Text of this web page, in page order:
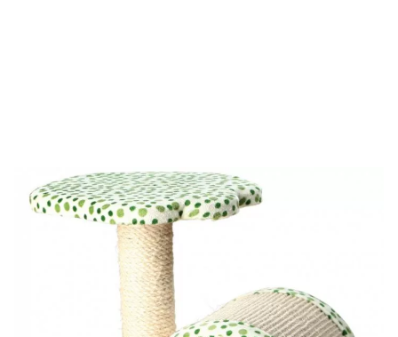
Warenkorb